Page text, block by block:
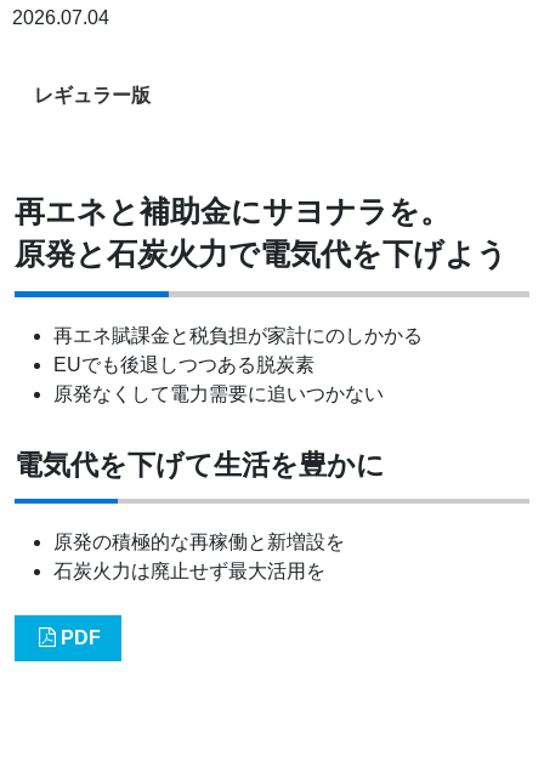
2026.07.04
レギュラー版
再エネと補助金にサヨナラを。
原発と石炭火力で電気代を下げよう
再エネ賦課金と税負担が家計にのしかかる
EUでも後退しつつある脱炭素
原発なくして電力需要に追いつかない
電気代を下げて生活を豊かに
原発の積極的な再稼働と新増設を
石炭火力は廃止せず最大活用を
PDF